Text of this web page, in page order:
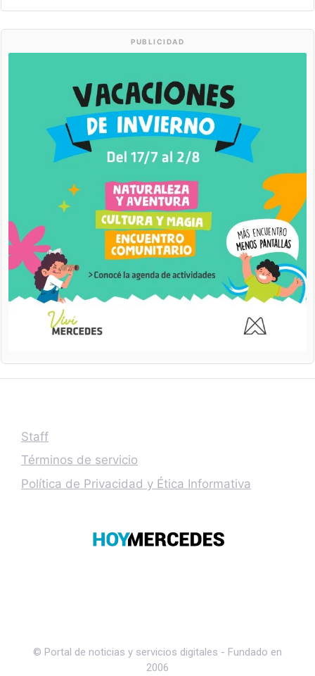
PUBLICIDAD
Staff
Términos de servicio
Política de Privacidad y Ética Informativa
© Portal de noticias y servicios digitales - Fundado en
2006